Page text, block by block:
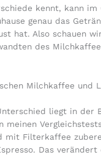
kennt, kann im
genau das
hat. Also schauen
des
Milchkaffee und
liegt in der
meinen
mit Filterkaffee
Das verändert